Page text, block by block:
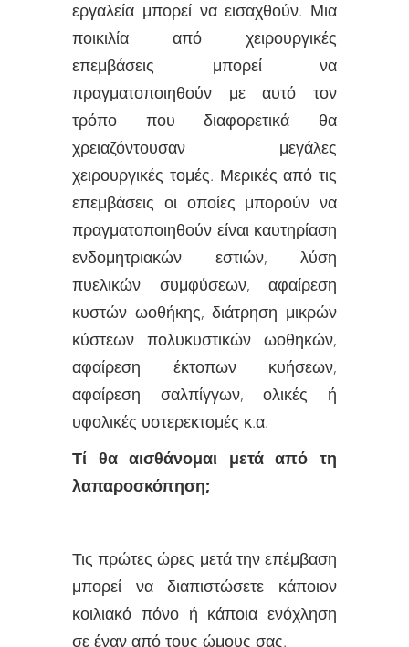
εργαλεία μπορεί να εισαχθούν. Μια
ποικιλία από χειρουργικές
επεμβάσεις μπορεί να
πραγματοποιηθούν με αυτό τον
τρόπο που διαφορετικά θα
χρειαζόντουσαν μεγάλες
χειρουργικές τομές. Μερικές από τις
επεμβάσεις οι οποίες μπορούν να
πραγματοποιηθούν είναι καυτηρίαση
ενδομητριακών εστιών, λύση
πυελικών συμφύσεων, αφαίρεση
κυστών ωοθήκης, διάτρηση μικρών
κύστεων πολυκυστικών ωοθηκών,
αφαίρεση έκτοπων κυήσεων,
αφαίρεση σαλπίγγων, ολικές ή
υφολικές υστερεκτομές κ.α.
Τί θα αισθάνομαι μετά από τη
λαπαροσκόπηση;
Τις πρώτες ώρες μετά την επέμβαση
μπορεί να διαπιστώσετε κάποιον
κοιλιακό πόνο ή κάποια ενόχληση
σε έναν από τους ώμους σας.